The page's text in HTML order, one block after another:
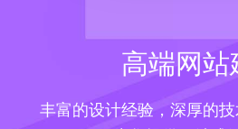
高端网站
丰富的设计经验，深厚的